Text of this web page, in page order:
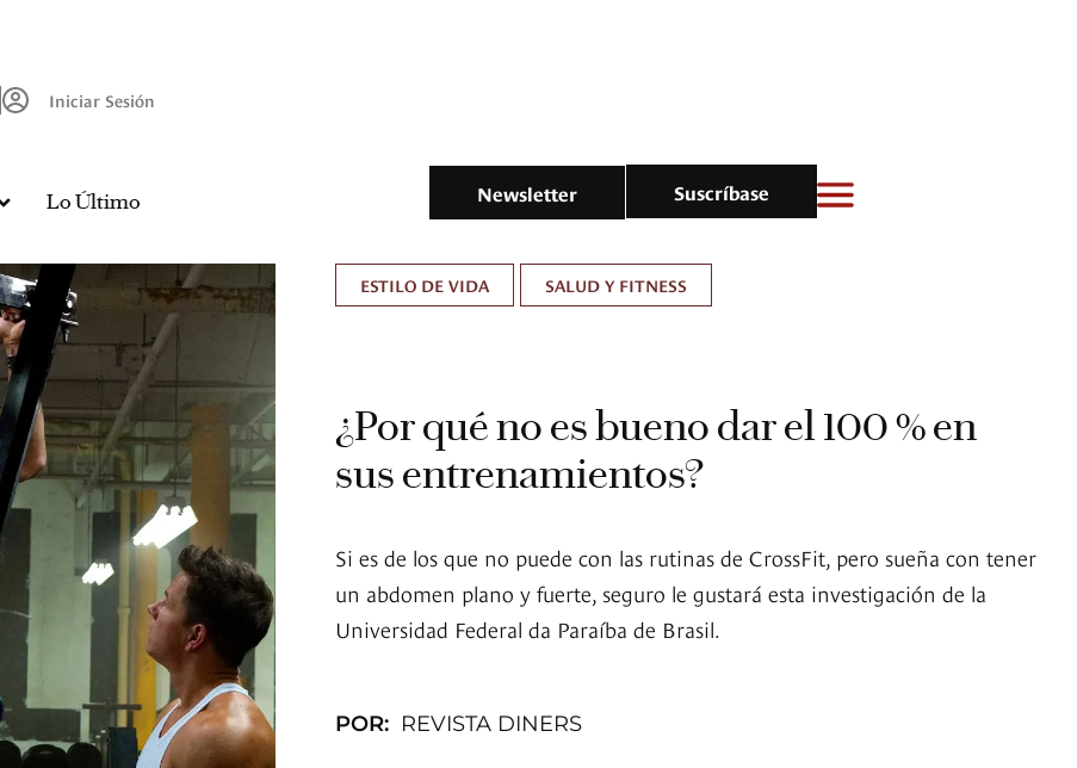
Iniciar Sesión
Lo Último Newsletter Suscríbase
ESTILO DE VIDA SALUD Y FITNESS
¿Por qué no es bueno dar el 100 % en
sus entrenamientos?
Si es de los que no puede con las rutinas de CrossFit, pero sueña con tener
un abdomen plano y fuerte, seguro le gustará esta investigación de la
Universidad Federal da Paraíba de Brasil.
POR: REVISTA DINERS